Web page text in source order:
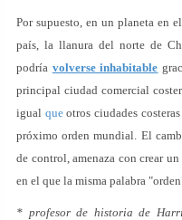
Por supuesto, en un planeta en
país, la llanura del norte de
podría volverse inhabitable
principal ciudad comercial
igual queotros ciudades
próximo orden mundial. El
de control, amenaza con crear
en el que la misma palabra
* profesor de historia de